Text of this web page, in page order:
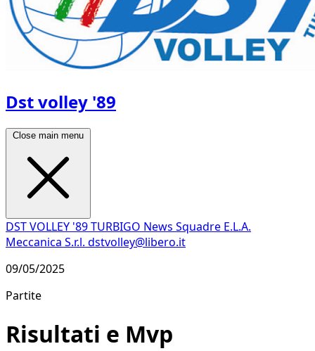
Dst volley '89
Close main menu
DST VOLLEY '89 TURBIGO News Squadre E.L.A.
Meccanica S.r.l. dstvolley@libero.it
09/05/2025
Partite
Risultati e Mvp